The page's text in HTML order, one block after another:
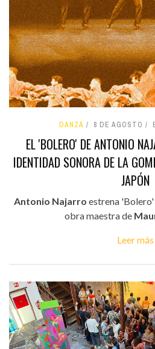
DANZA 8 DE AGOSTO
EL 'BOLERO' DE ANTONIO
IDENTIDAD SONORA DE LA
JAPÓN
Antonio Najarro estrena 'Bolero'
obra maestra de
Leer más